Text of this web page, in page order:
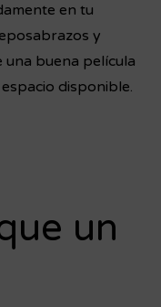
en tu
y
buena película
disponible.
un